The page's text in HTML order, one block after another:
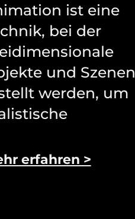
ist eine
bei der
und Szenen
werden, um
erfahren >